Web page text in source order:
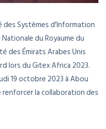
des Systèmes d'Information
du Royaume du
des Émirats Arabes Unis
lors du Gitex Africa 2023.
19 octobre 2023 à Abou
la collaboration des